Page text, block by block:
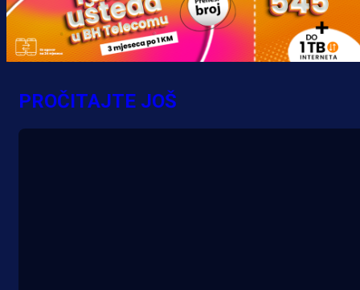
PROČITAJTE JOŠ